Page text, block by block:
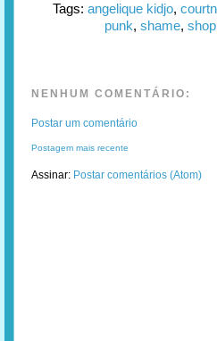
Tags: angelique kidjo,
punk, shame,
NENHUM COMENTÁRIO:
Postar um comentário
Postagem mais recente
Assinar: Postar comentários (Atom)